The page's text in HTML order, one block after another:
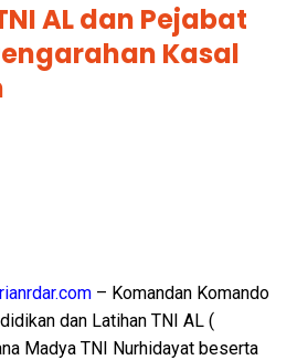
AL dan Pejabat
Kasal
– Komandan Komando
dan Latihan TNI AL (
Madya TNI Nurhidayat beserta